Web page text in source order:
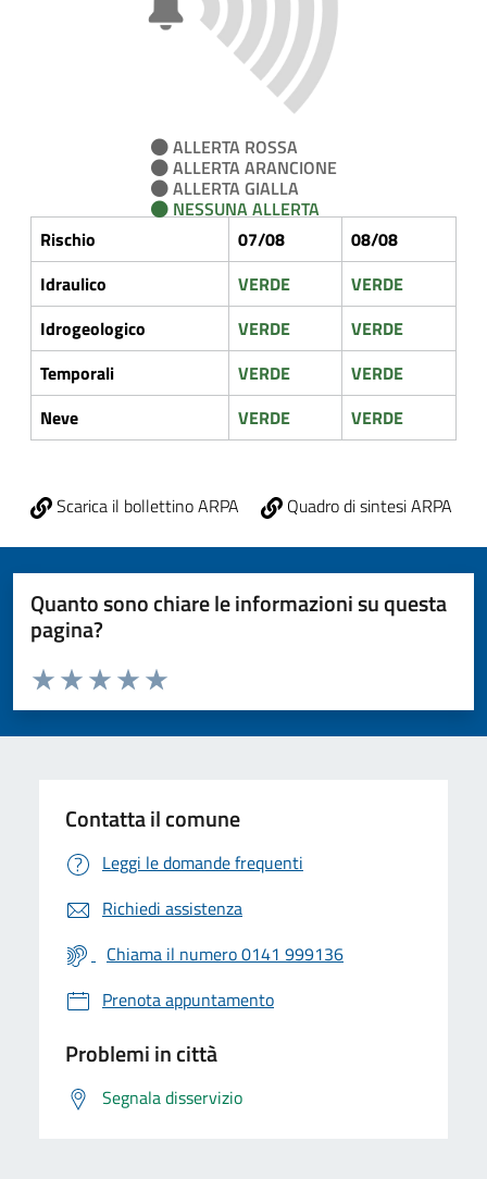
ALLERTA ROSSA
ALLERTA ARANCIONE
ALLERTA GIALLA
NESSUNA ALLERTA
Rischio
07/08
08/08
Idraulico
VERDE
VERDE
Idrogeologico
VERDE
VERDE
Temporali
VERDE
VERDE
Neve
VERDE VERDE
Scarica il bollettino ARPA Quadro di sintesi ARPA
Quanto sono chiare le informazioni su questa
pagina?
Valuta da 1 a 5 stelle la pagina
Valuta 5 stelle su 5
Valuta 4 stelle su 5
Valuta 3 stelle su 5
Valuta 2 stelle su 5
Valuta 1 stelle su 5
Contatta il comune
Leggi le domande frequenti
Richiedi assistenza
Chiama il numero 0141 999136
Prenota appuntamento
Problemi in città
Segnala disservizio